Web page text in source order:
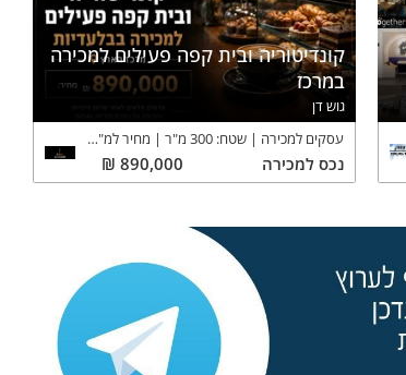
קונדיטוריה ובית קפה פעילים למכירה
במרכז
גוש דן
עסקים למכירה
שטח:300 מ"ר מחיר למ"ר:
נכסלמכירה 890,000
₪